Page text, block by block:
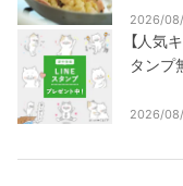
2026/
【人気
タンプ
2026/